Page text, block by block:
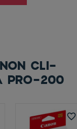
CLI-
PRO-200
favorite_border